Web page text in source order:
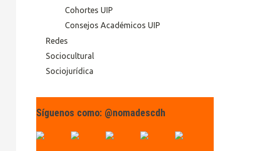
Cohortes UIP
Consejos Académicos UIP
Redes
Sociocultural
Sociojurídica
Síguenos como: @nomadescdh